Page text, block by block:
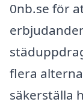
0nb.se för
flera
säkerställa